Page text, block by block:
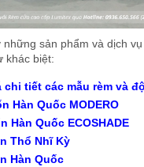
những sản phẩm và dịch
khác biệt:
chi tiết các mẫu rèm và
Hàn Quốc MODERO
Hàn Quốc ECOSHADE
Thổ Nhĩ Kỳ
Hàn Quốc